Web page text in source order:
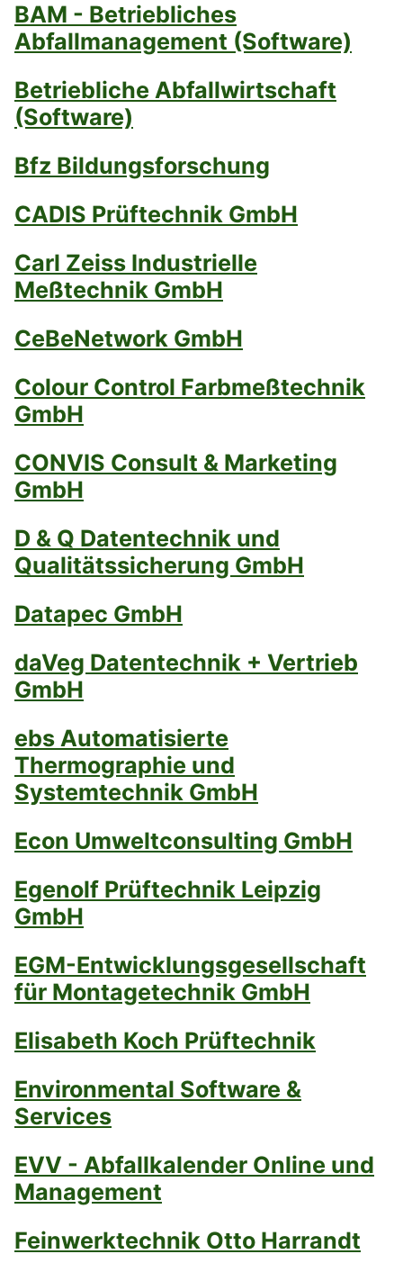
BAM - Betriebliches
Abfallmanagement (Software)
Betriebliche Abfallwirtschaft
(Software)
Bfz Bildungsforschung
CADIS Prüftechnik GmbH
Carl Zeiss Industrielle
Meßtechnik GmbH
CeBeNetwork GmbH
Colour Control Farbmeßtechnik
GmbH
CONVIS Consult & Marketing
GmbH
D & Q Datentechnik und
Qualitätssicherung GmbH
Datapec GmbH
daVeg Datentechnik + Vertrieb
GmbH
ebs Automatisierte
Thermographie und
Systemtechnik GmbH
Econ Umweltconsulting GmbH
Egenolf Prüftechnik Leipzig
GmbH
EGM-Entwicklungsgesellschaft
für Montagetechnik GmbH
Elisabeth Koch Prüftechnik
Environmental Software &
Services
EVV - Abfallkalender Online und
Management
Feinwerktechnik Otto Harrandt